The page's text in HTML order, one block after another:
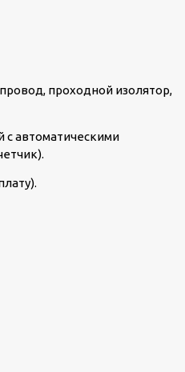
проходной изолятор,
с автоматическими